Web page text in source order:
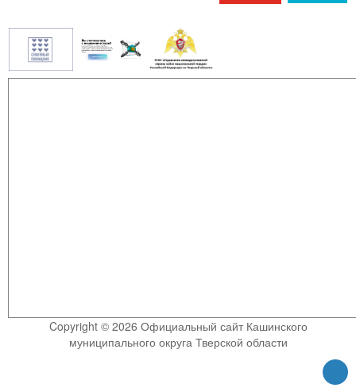
Copyright © 2026 Официальный сайт Кашинского
муниципального округа Тверской области